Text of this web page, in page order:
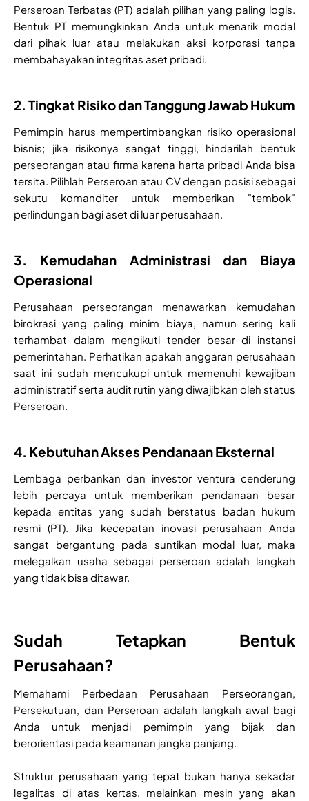
Perseroan Terbatas (PT) adalah pilihan yang paling logis.
Bentuk PT memungkinkan Anda untuk menarik modal
dari pihak luar atau melakukan aksi korporasi tanpa
membahayakan integritas aset pribadi.
2. Tingkat Risiko dan Tanggung Jawab Hukum
Pemimpin harus mempertimbangkan risiko operasional
bisnis; jika risikonya sangat tinggi, hindarilah bentuk
perseorangan atau firma karena harta pribadi Anda bisa
tersita. Pilihlah Perseroan atau CV dengan posisi sebagai
sekutu komanditer untuk memberikan "tembok"
perlindungan bagi aset di luar perusahaan.
3. Kemudahan Administrasi dan Biaya
Operasional
Perusahaan perseorangan menawarkan kemudahan
birokrasi yang paling minim biaya, namun sering kali
terhambat dalam mengikuti tender besar di instansi
pemerintahan. Perhatikan apakah anggaran perusahaan
saat ini sudah mencukupi untuk memenuhi kewajiban
administratif serta audit rutin yang diwajibkan oleh status
Perseroan.
4. Kebutuhan Akses Pendanaan Eksternal
Lembaga perbankan dan investor ventura cenderung
lebih percaya untuk memberikan pendanaan besar
kepada entitas yang sudah berstatus badan hukum
resmi (PT). Jika kecepatan inovasi perusahaan Anda
sangat bergantung pada suntikan modal luar, maka
melegalkan usaha sebagai perseroan adalah langkah
yang tidak bisa ditawar.
Sudah Tetapkan Bentuk
Perusahaan?
Memahami Perbedaan Perusahaan Perseorangan,
Persekutuan, dan Perseroan adalah langkah awal bagi
Anda untuk menjadi pemimpin yang bijak dan
berorientasi pada keamanan jangka panjang.
Struktur perusahaan yang tepat bukan hanya sekadar
legalitas di atas kertas, melainkan mesin yang akan